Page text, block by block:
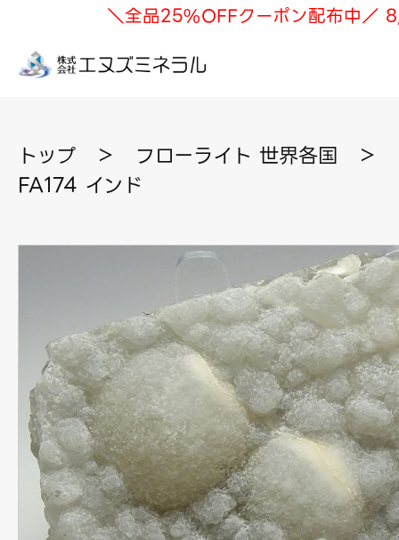
＼全品25%OFFクーポン配布中／
トップ ＞ フローライト 世界各国 ＞
FA174 インド